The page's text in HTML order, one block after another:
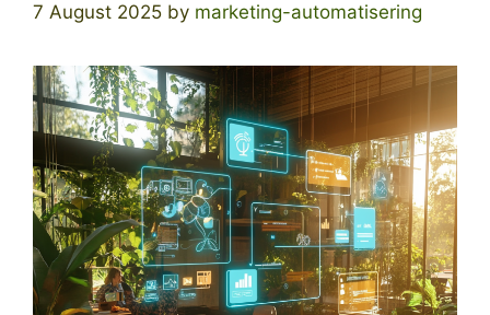
7 August 2025 by marketing-automatisering